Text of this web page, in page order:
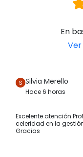
En
Silvia Merello
Hace 6 horas
Excelente atención
celeridad en la
Gracias